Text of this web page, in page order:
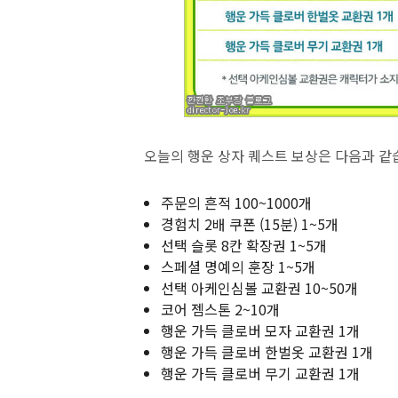
오늘의 행운 상자 퀘스트 보상은 다음과 같
주문의 흔적 100~1000개
경험치 2배 쿠폰 (15분) 1~5개
선택 슬롯 8칸 확장권 1~5개
스페셜 명예의 훈장 1~5개
선택 아케인심볼 교환권 10~50개
코어 젬스톤 2~10개
행운 가득 클로버 모자 교환권 1개
행운 가득 클로버 한벌옷 교환권 1개
행운 가득 클로버 무기 교환권 1개